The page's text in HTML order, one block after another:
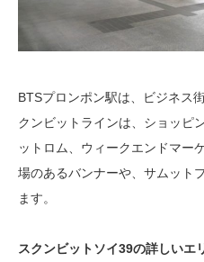
BTSプロンポン駅は、ビジネス
クンビットラインは、ショッピ
ットロム、ウィークエンドマー
場のあるバンナーや、サムット
ます。
スクンビットソイ39の詳しいエ